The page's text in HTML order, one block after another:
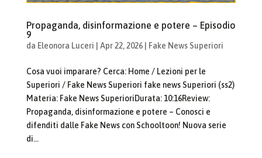
Propaganda, disinformazione e potere – Episodio
9
da Eleonora Luceri Apr 22, 2026| Fake News Superiori
Cosa vuoi imparare? Cerca: Home / Lezioni per le
Superiori / Fake News Superiori fake news Superiori (ss2)
Materia: Fake News SuperioriDurata: 10:16Review:
Propaganda, disinformazione e potere – Conosci e
difenditi dalle Fake News con Schooltoon! Nuova serie
di...